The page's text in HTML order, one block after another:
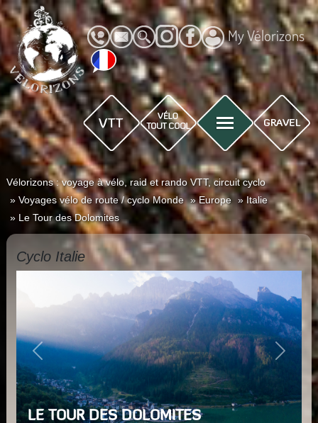
My Vélorizons
Vélorizons : voyage à vélo, raid et rando VTT, circuit cyclo
Voyages vélo de route / cyclo Monde
Europe
Italie
Le Tour des Dolomites
Cyclo Italie
Previous Next
LE TOUR DES DOLOMITES